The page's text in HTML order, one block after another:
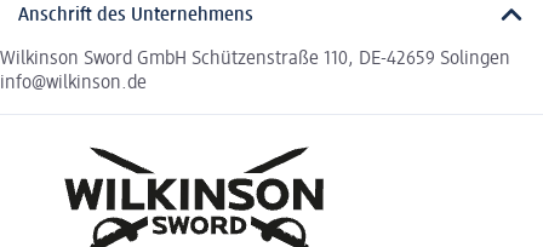
Anschrift des Unternehmens
Wilkinson Sword GmbH Schützenstraße 110, DE-42659 Solingen
info@wilkinson.de